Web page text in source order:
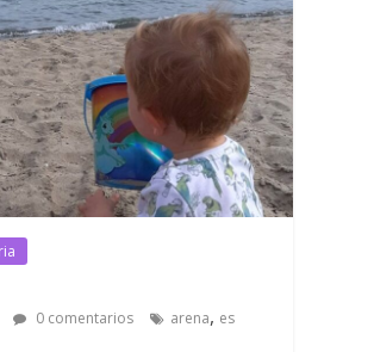
0 comentarios arena, es